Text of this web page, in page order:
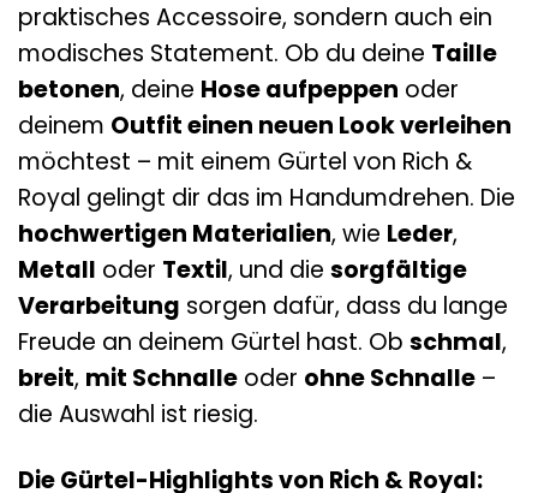
praktisches Accessoire, sondern auch ein
modisches Statement. Ob du deine Taille
betonen, deine Hose aufpeppen oder
deinem Outfit einen neuen Look verleihen
möchtest – mit einem Gürtel von Rich &
Royal gelingt dir das im Handumdrehen. Die
hochwertigen Materialien, wie Leder,
Metall oder Textil, und die sorgfältige
Verarbeitung sorgen dafür, dass du lange
Freude an deinem Gürtel hast. Ob schmal,
breit, mit Schnalle oder ohne Schnalle –
die Auswahl ist riesig.
Die Gürtel-Highlights von Rich & Royal: